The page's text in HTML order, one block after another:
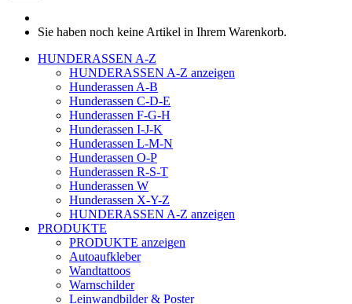
Sie haben noch keine Artikel in Ihrem Warenkorb.
HUNDERASSEN A-Z
HUNDERASSEN A-Z anzeigen
Hunderassen A-B
Hunderassen C-D-E
Hunderassen F-G-H
Hunderassen I-J-K
Hunderassen L-M-N
Hunderassen O-P
Hunderassen R-S-T
Hunderassen W
Hunderassen X-Y-Z
HUNDERASSEN A-Z anzeigen
PRODUKTE
PRODUKTE anzeigen
Autoaufkleber
Wandtattoos
Warnschilder
Leinwandbilder & Poster